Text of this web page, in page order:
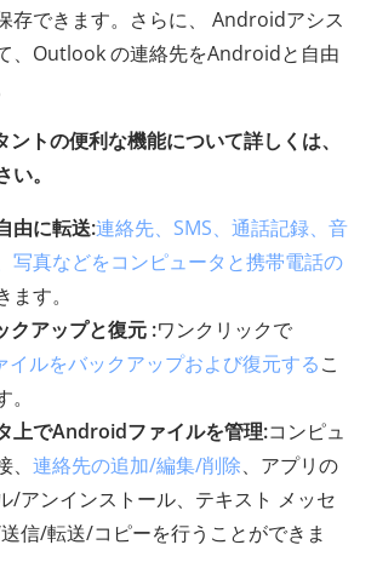
存できます。さらに、 Androidアシス
、Outlook の連絡先をAndroidと自由
トの便利な機能について詳しくは、
。
由に転送:連絡先、SMS、通話記録、音
写真などをコンピュータと携帯電話の
ます。
アップと復元 :ワンクリックで
ルをバックアップおよび復元するこ
上でAndroidファイルを管理:コンピュ
連絡先の追加/編集/削除、アプリの
/アンインストール、テキスト メッセ
信/転送/コピーを行うことができま